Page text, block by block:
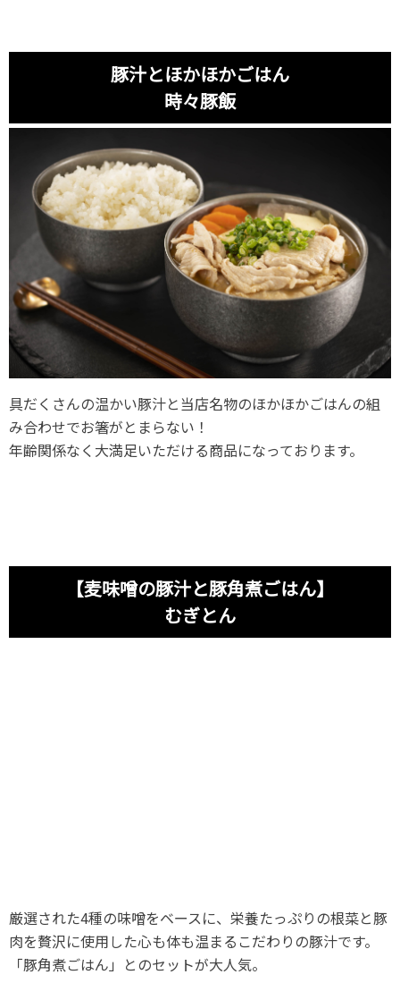
豚汁とほかほかごはん
時々豚飯
具だくさんの温かい豚汁と当店名物のほかほかごはんの組
み合わせでお箸がとまらない！
年齢関係なく大満足いただける商品になっております。
【麦味噌の豚汁と豚角煮ごはん】
むぎとん
厳選された4種の味噌をベースに、栄養たっぷりの根菜と豚
肉を贅沢に使用した心も体も温まるこだわりの豚汁です。
「豚角煮ごはん」とのセットが大人気。